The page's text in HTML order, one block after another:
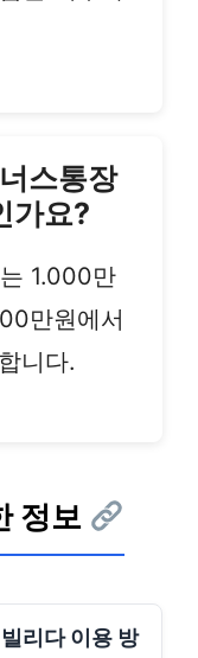
스통장
가요?
1.000만
만원에서
니다.
정보
리다 이용 방